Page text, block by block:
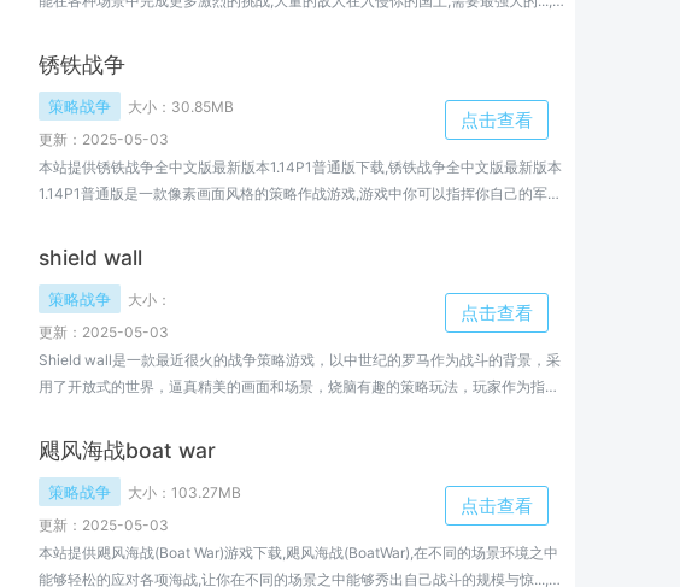
锈铁战争
策略战争 大小： 30.85MB
更新：2025-05-03
点击查看
本站提供锈铁战争全中文版最新版本1.14P1普通版下载,锈铁战争全中文版最新版本
1.14P1普通版是一款像素画面风格的策略作战游戏,游戏中你可以指挥你自己的军队
shield wall
策略战争
大小：
更新：2025-05-03
点击查看
Shield wall是一款最近很火的战争策略游戏，以中世纪的罗马作为战斗的背景，采
用了开放式的世界，逼真精美的画面和场景，烧脑有趣的策略玩法，玩家作为指挥
飓风海战boat war
策略战争 大小： 103.27MB
更新：2025-05-03
点击查看
本站提供飓风海战(Boat War)游戏下载,飓风海战(BoatWar),在不同的场景环境之中
能够轻松的应对各项海战,让你在不同的场景之中能够秀出自己战斗的规模与惊...,飓